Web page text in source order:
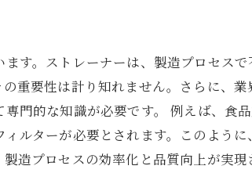
す。ストレーナーは、製造プロセス
重要性は計り知れません。さらに、
門的な知識が必要です。 例えば、食
ルターが必要とされます。このよう
造プロセスの効率化と品質向上が実